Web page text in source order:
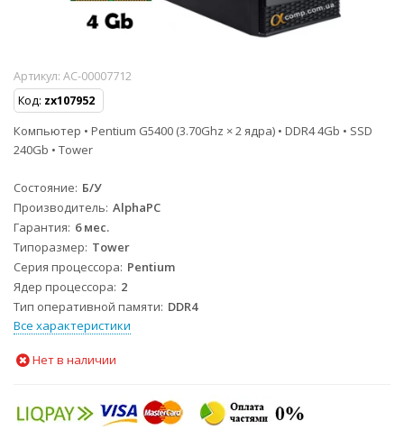
Артикул: AC-00007712
Код: zx107952
Компьютер • Pentium G5400 (3.70Ghz × 2 ядра) • DDR4 4Gb • SSD
240Gb • Tower
Состояние Б/У
Производитель AlphaPC
Гарантия 6 мес.
Типоразмер Tower
Серия процессора Pentium
Ядер процессора 2
Тип оперативной памяти DDR4
Все характеристики
Нет в наличии